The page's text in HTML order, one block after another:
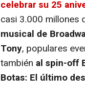
celebrar su 25
casi 3.000 millones
musical de
Tony, populares
también al spin-off
Botas: El último